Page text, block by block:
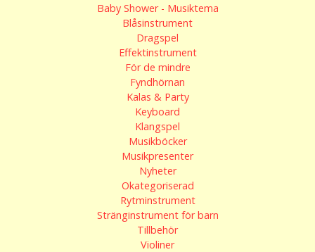
Baby Shower - Musiktema
Blåsinstrument
Dragspel
Effektinstrument
För de mindre
Fyndhörnan
Kalas & Party
Keyboard
Klangspel
Musikböcker
Musikpresenter
Nyheter
Okategoriserad
Rytminstrument
Stränginstrument för barn
Tillbehör
Violiner